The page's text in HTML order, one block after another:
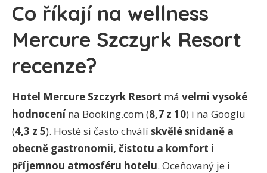
Co říkají na wellness
Mercure Szczyrk Resort
recenze?
Hotel Mercure Szczyrk Resort má velmi vysoké
hodnocenína Booking.com (8,7 z 10) i na Googlu
(4,3 z 5). Hosté si často chválískvělé snídaně a
obecně gastronomii, čistotu a komfort i
příjemnou atmosféru hotelu. Oceňovaný je i